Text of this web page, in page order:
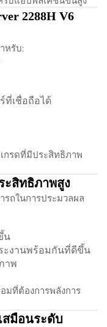
2288H V6
หรับ:
ที่เชื่อถือได้
เกรดที่มีประสิทธิภาพ
ะสิทธิภาพสูง
ถในการประมวลผล
น
ะงานพร้อมกันที่ดีขึ้น
าพ
ที่ต้องการพลังการ
สมือนระดับ